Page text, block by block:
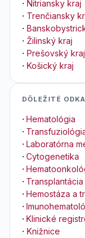
· Nitriansky kraj
· Trenčiansky
·
· Žilinský kraj
· Prešovský kraj
· Košický kraj
DÔLEŽITÉ
· Hematológia
·
· Laboratórna
· Cytogenetika
·
· Transplantácia
· Hemostáza a
·
· Klinické
· Knižnice